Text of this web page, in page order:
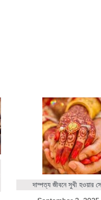
দাম্পত্য জীবনে সুখী হওয়ার